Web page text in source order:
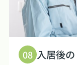
08 入居後